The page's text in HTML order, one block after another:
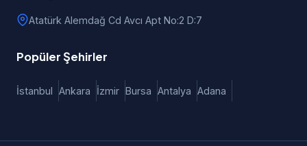
Atatürk Alemdağ Cd Avcı Apt No:2 D:7
Popüler Şehirler
İstanbul Ankara İzmir Bursa Antalya Adana